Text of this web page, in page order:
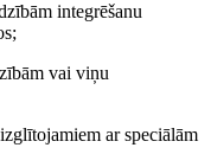
integrēšanu
vai viņu
ar speciālām